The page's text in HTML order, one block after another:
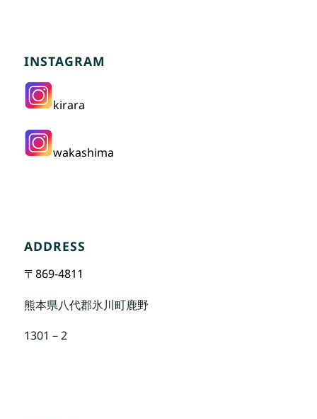
INSTAGRAM
kirara
wakashima
ADDRESS
〒869-4811
熊本県八代郡氷川町鹿野
1301－2